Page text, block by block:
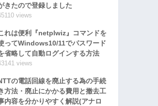
きたので登録しました
views
れは便利『netplwiz』コマンドを
ってWindows10/11でパスワード
省略して自動ログインする方法
views
の電話回線を廃止する為の手続
方法・廃止にかかる費用と撤去工
内容を分かりやすく解説(アナロ